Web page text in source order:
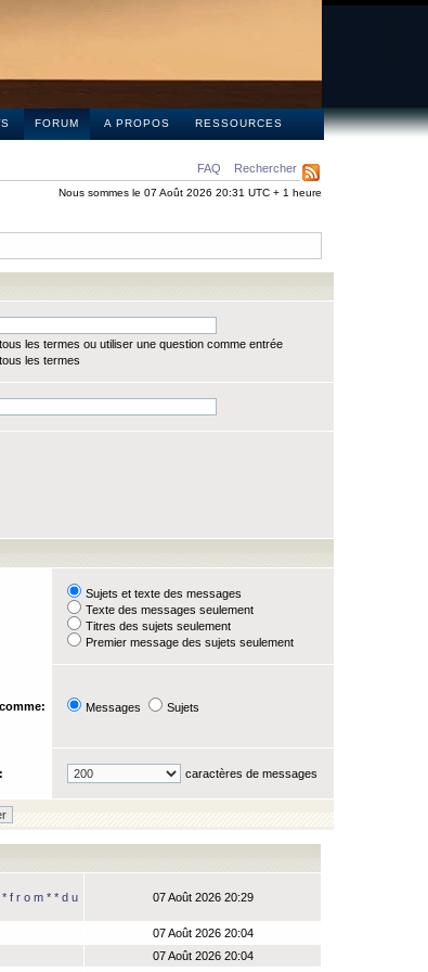
FORUM A PROPOS RESSOURCES
FAQ Rechercher
Nous sommes le 07 Août 2026 20:31 UTC + 1 heure
les termes ou utiliser une question comme entrée
les termes
Sujets et texte des messages
Texte des messages seulement
Titres des sujets seulement
Premier message des sujets seulement
Messages Sujets
caractères de messages
f r o m * * d u
07 Août 2026 20:29
07 Août 2026 20:04
07 Août 2026 20:04